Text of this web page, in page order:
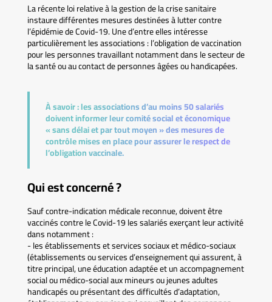
La récente loi relative à la gestion de la crise sanitaire
instaure différentes mesures destinées à lutter contre
l’épidémie de Covid-19. Une d’entre elles intéresse
particulièrement les associations : l’obligation de vaccination
pour les personnes travaillant notamment dans le secteur de
la santé ou au contact de personnes âgées ou handicapées.
À savoir :les associations d’au moins 50 salariés
doivent informer leur comité social et économique
« sans délai et par tout moyen » des mesures de
contrôle mises en place pour assurer le respect de
l’obligation vaccinale.
Qui est concerné ?
Sauf contre-indication médicale reconnue, doivent être
vaccinés contre le Covid-19 les salariés exerçant leur activité
dans notamment :
- les établissements et services sociaux et médico-sociaux
(établissements ou services d’enseignement qui assurent, à
titre principal, une éducation adaptée et un accompagnement
social ou médico-social aux mineurs ou jeunes adultes
handicapés ou présentant des difficultés d’adaptation,